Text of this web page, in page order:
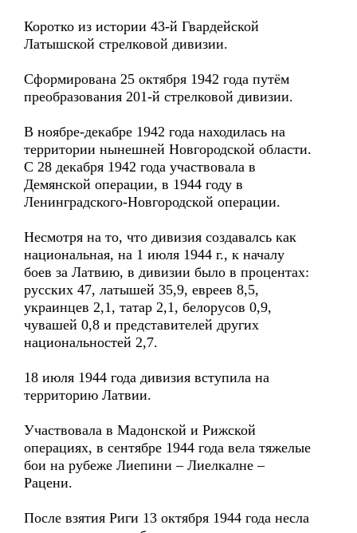
Коротко из истории 43-й Гвардейской
Латышской стрелковой дивизии.
Сформирована 25 октября 1942 года путём
преобразования 201-й стрелковой дивизии.
В ноябре-декабре 1942 года находилась на
территории нынешней Новгородской области.
С 28 декабря 1942 года участвовала в
Демянской операции, в 1944 году в
Ленинградского-Новгородской операции.
Несмотря на то, что дивизия создавалсь как
национальная, на 1 июля 1944 г., к началу
боев за Латвию, в дивизии было в процентах:
русских 47, латышей 35,9, евреев 8,5,
украинцев 2,1, татар 2,1, белорусов 0,9,
чувашей 0,8 и представителей других
национальностей 2,7.
18 июля 1944 года дивизия вступила на
территорию Латвии.
Участвовала в Мадонской и Рижской
операциях, в сентябре 1944 года вела тяжелые
бои на рубеже Лиепини – Лиелкалне –
Рацени.
После взятия Риги 13 октября 1944 года несла